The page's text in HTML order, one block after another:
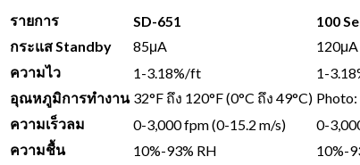
รายการ SD-651
100
กระแส Standby
85μA
ความไว
1-3.18%/ft
1-
อุณหภูมิการทำงาน 32°F ถึง 120°F (0°C ถึง 49°C)
ความเร็วลม
0-3,000 fpm (0-15.2 m/s)
0-
ความชื้น
10%-93% RH
10%-